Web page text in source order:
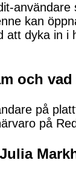
kan
att dyka in i
och
på
på